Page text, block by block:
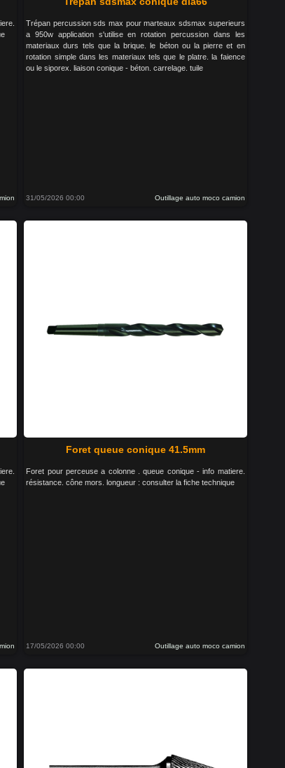
Trépan percussion sds max pour marteaux sdsmax superieurs
a 950w application s'utilise en rotation percussion dans les
materiaux durs tels que la brique. le béton ou la pierre et en
rotation simple dans les materiaux tels que le platre. la faience
ou le siporex. liaison conique - béton. carrelage. tuile
31/05/2026 00:00 Outillage auto moco camion
Foret queue conique 41.5mm
Foret pour perceuse a colonne . queue conique - info matiere.
résistance. cône mors. longueur : consulter la fiche technique
17/05/2026 00:00 Outillage auto moco camion